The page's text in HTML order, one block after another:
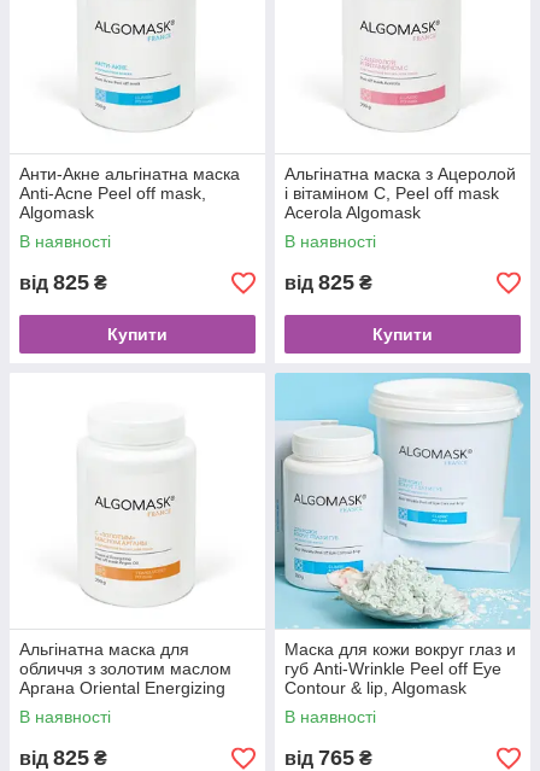
Анти-Акне альгінатна маска
Anti-Acne Peel off mask,
Algomask
В наявності
від 825 ₴
Купити
Альгінатна маска з Ацеролой
і вітаміном С, Peel off mask
Acerola Algomask
В наявності
від 825 ₴
Купити
Альгінатна маска для
обличчя з золотим маслом
Аргана Oriental Energizing
Peel off mask Argan Oil,
Algomask
В наявності
від 825 ₴
Маска для кожи вокруг глаз и
губ Anti-Wrinkle Peel off Eye
Contour & lip, Algomask
В наявності
від 765 ₴